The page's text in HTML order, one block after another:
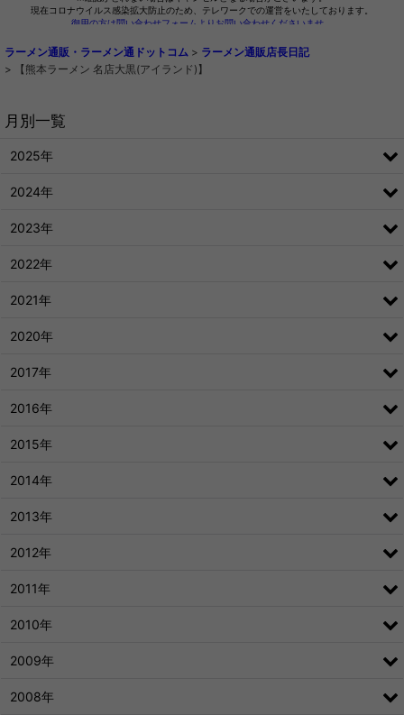
ラーメン通販・ラーメン通ドットコム > ラーメン通販店長日記
>
【熊本ラーメン 名店大黒(アイランド)】
月別一覧
2025年
2024年
2023年
2022年
2021年
2020年
2017年
2016年
2015年
2014年
2013年
2012年
2011年
2010年
2009年
2008年